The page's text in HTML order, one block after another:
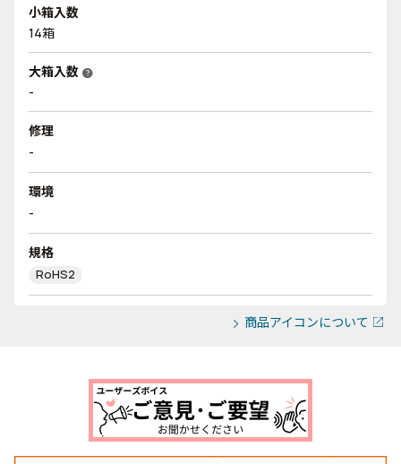
小箱入数
14箱
大箱入数 help
-
修理
-
環境
-
規格
RoHS2
商品アイコンについて